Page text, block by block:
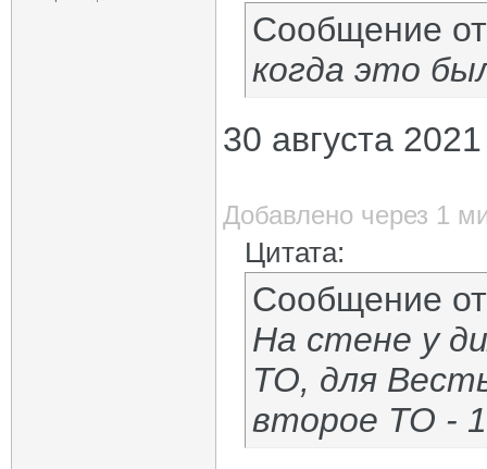
Сообщение
когда это
30 августа
Добавлено через 1
Цитата:
Сообщение
На стене у
ТО, для
второе ТО -